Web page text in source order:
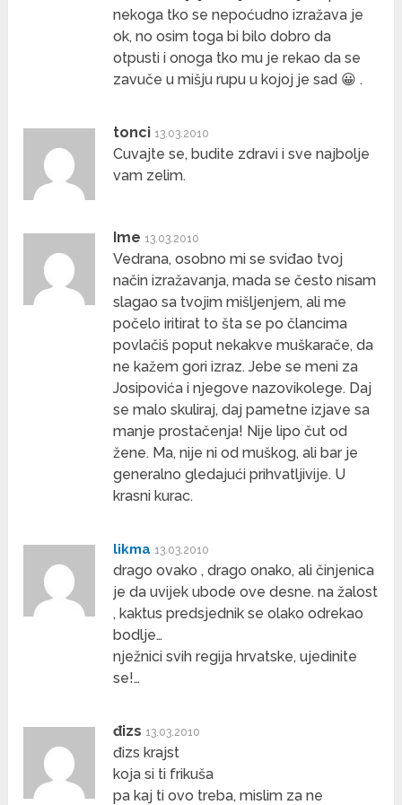
nekoga tko se nepoćudno izražava je
ok, no osim toga bi bilo dobro da
otpusti i onoga tko mu je rekao da se
zavuče u mišju rupu u kojoj je sad 😀 .
tonci 13.03.2010
Cuvajte se, budite zdravi i sve najbolje
vam zelim.
Ime 13.03.2010
Vedrana, osobno mi se sviđao tvoj
način izražavanja, mada se često nisam
slagao sa tvojim mišljenjem, ali me
počelo iritirat to šta se po člancima
povlačiš poput nekakve muškarače, da
ne kažem gori izraz. Jebe se meni za
Josipovića i njegove nazovikolege. Daj
se malo skuliraj, daj pametne izjave sa
manje prostačenja! Nije lipo čut od
žene. Ma, nije ni od muškog, ali bar je
generalno gledajući prihvatljivije. U
krasni kurac.
likma 13.03.2010
drago ovako , drago onako, ali činjenica
je da uvijek ubode ove desne. na žalost
, kaktus predsjednik se olako odrekao
bodlje…
nježnici svih regija hrvatske, ujedinite
se!…
đizs 13.03.2010
đizs krajst
koja si ti frikuša
pa kaj ti ovo treba, mislim za ne